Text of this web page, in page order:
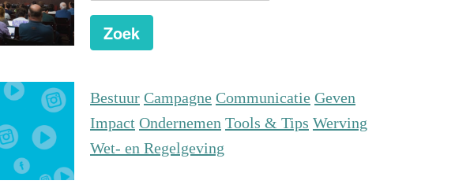
Zoek
Bestuur Campagne Communicatie Geven
Impact Ondernemen Tools & Tips Werving
Wet- en Regelgeving